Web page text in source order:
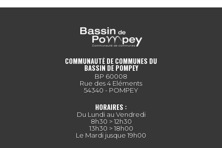
COMMUNAUTÉ DE COMMUNES DU
BASSIN DE POMPEY
BP 60008
Rue des 4 Eléments
54340 - POMPEY
HORAIRES :
Du Lundi au Vendredi
8h30 > 12h30
13h30 > 18h00
Le Mardi jusque 19h00